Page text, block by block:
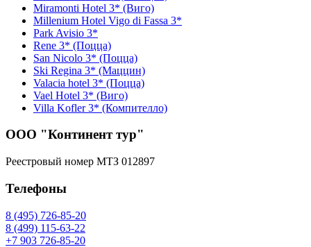
Miramonti Hotel 3* (Виго)
Millenium Hotel Vigo di Fassa 3*
Park Avisio 3*
Rene 3* (Поцца)
San Nicolo 3* (Поцца)
Ski Regina 3* (Маццин)
Valacia hotel 3* (Поцца)
Vael Hotel 3* (Виго)
Villa Kofler 3* (Компителло)
ООО "Континент тур"
Реестровый номер МТЗ 012897
Телефоны
8 (495) 726-85-20
8 (499) 115-63-22
+7 903 726-85-20